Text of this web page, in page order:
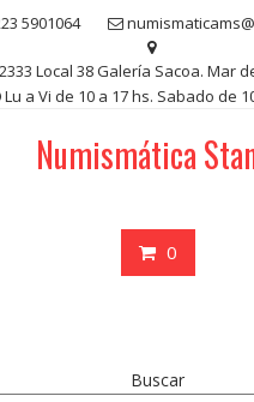
5901064
Local 38 Galería Sacoa. Mar
Lu a Vi de 10 a 17 hs. Sabado de
Numismática
0
Buscar